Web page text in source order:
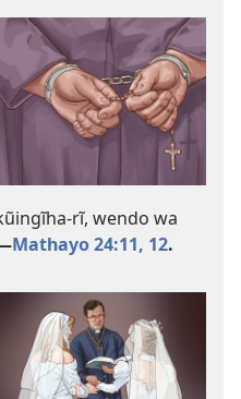
rĩ, wendo wa
Mathayo 24:11, 12.